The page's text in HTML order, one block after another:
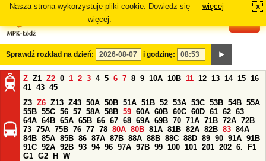
Nasza strona wykorzystuje pliki cookie. Dowiedz się
więcej.
więcej x
Sprawdź rozkład na dzień: i godzinę:
Z Z1 Z2 0 1 2 3 4 5 6 7 8 9 10A 10B 11 12 13 14 15 16
41 43 45
Z3 Z6 Z13 Z43 50A 50B 51A 51B 52 53A 53C 53B 54B 55A
55B 55C 56 57 58A 58B 59 60A 60B 60C 60D 61 62 63
64A 64B 65A 65B 66 67 68 69A 69B 70 71A 71B 72A 72B
73 75A 75B 76 77 78 80A 80B 81A 81B 82A 82B 83 84A
84B 85A 85B 86 87A 87B 88A 88B 88C 88D 89 90 91A 91B
91C 92A 92B 93 94 96 97A 97B 99 100 101 201 202 6.
F1
G1 G2 H
W